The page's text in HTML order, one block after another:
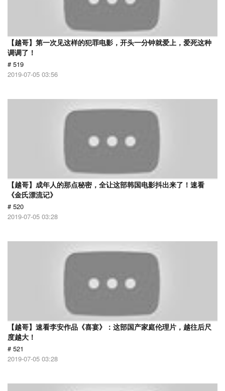
【越哥】第一次见这样的犯罪电影，开头一分钟就爱上，爱死这种
调调了！
# 519
2019-07-05 03:56
【越哥】成年人的那点秘密，全让这部韩国电影抖出来了！速看
《金氏漂流记》
# 520
2019-07-05 03:28
【越哥】速看李安作品《喜宴》：这部国产家庭伦理片，越往后尺
度越大！
# 521
2019-07-05 03:28